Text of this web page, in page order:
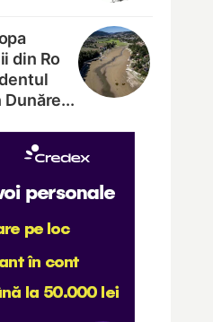
din Ro
Dunăre...